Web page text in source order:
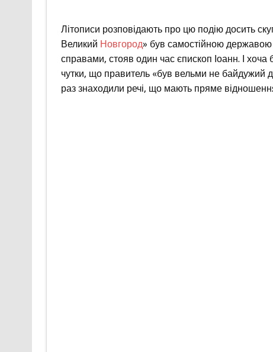
Літописи розповідають про цю подію досить
Великий Новгород» був самостійною державою
справами, стояв один час єпископ Іоанн. І
чутки, що правитель «був вельми не байдужий
раз знаходили речі, що мають пряме відношення